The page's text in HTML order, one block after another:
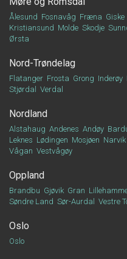
Ålesund Fosnavåg Fræna Giske
Kristiansund Molde Skodje
Ørsta
Nord-Trøndelag
Flatanger Frosta Grong Inderøy
Stjørdal
Verdal
Nordland
Alstahaug Andenes Andøy
Leknes Lødingen Mosjøen Narvik
Vågan Vestvågøy
Oppland
Brandbu Gjøvik Gran
Søndre Land Sør-Aurdal Vestre
Oslo
Oslo